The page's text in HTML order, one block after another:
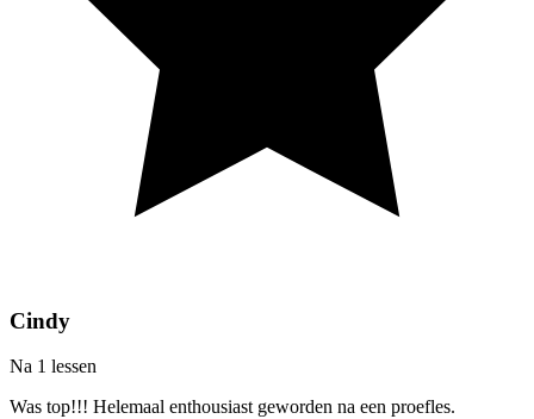
Cindy
Na 1 lessen
Was top!!! Helemaal enthousiast geworden na een proefles.